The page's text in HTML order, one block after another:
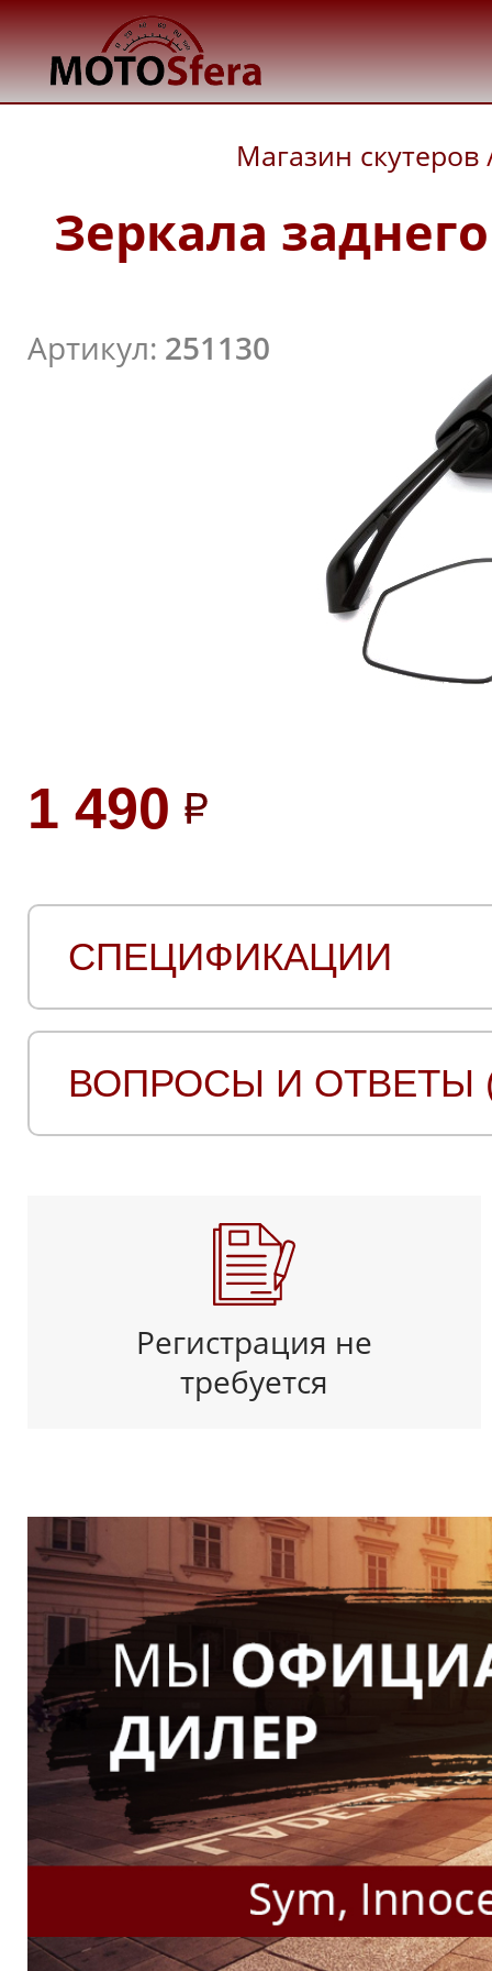
Магазин скутеров
Зеркала
Артикул: 251130
1 490
СПЕЦИФИКАЦИИ
ВОПРОСЫ И ОТВЕТЫ
Регистрация не
требуется